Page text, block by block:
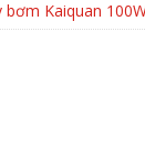
bơm Kaiquan